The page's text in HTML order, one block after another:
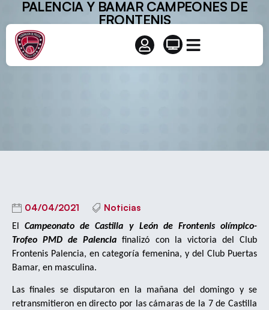
PALENCIA Y BAMAR CAMPEONES DE
FRONTENIS
04/04/2021 Noticias
ElCampeonato de Castilla y León de Frontenis olímpico-
Trofeo PMD de Palencia finalizó con la victoria del Club
Frontenis Palencia, en categoría femenina, y del Club Puertas
Bamar, en masculina.
Las finales se disputaron en la mañana del domingo y se
retransmitieron en directo por las cámaras de la 7 de Castilla